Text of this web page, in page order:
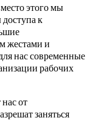
этого мы
к
жестами и
нас современные
рабочих
от
заняться